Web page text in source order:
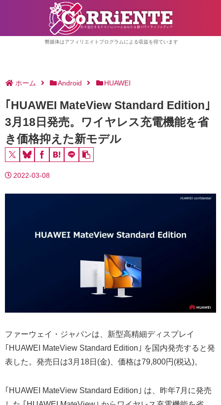
弊媒体はアフィリエイトプログラムによる収益を得ています
ホーム Android HUAWEI
｢HUAWEI MateView Standard Edition｣
3月18日発売。ワイヤレス充電機能を省
き価格抑えた新モデル
2022-03-08
ファーウェイ・ジャパンは、新型高精細ディスプレイ
｢HUAWEI MateView Standard Edition｣ を国内発売すると発
表した。発売日は3月18日(金)、価格は79,800円(税込)。
｢HUAWEI MateView Standard Edition｣ は、昨年7月に発売